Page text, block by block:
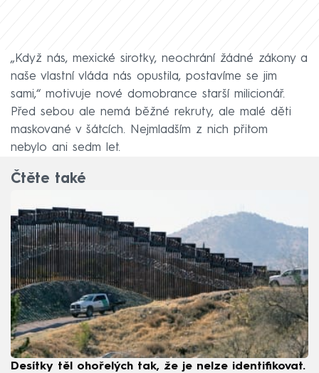
„Když nás, mexické sirotky, neochrání žádné zákony a
naše vlastní vláda nás opustila, postavíme se jim
sami,“ motivuje nové domobrance starší milicionář.
Před sebou ale nemá běžné rekruty, ale malé děti
maskované v šátcích. Nejmladším z nich přitom
nebylo ani sedm let.
Čtěte také
Desítky těl ohořelých tak, že je nelze identifikovat.